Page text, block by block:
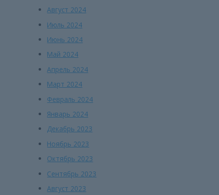
Август 2024
Июль 2024
Июнь 2024
Май 2024
Апрель 2024
Март 2024
Февраль 2024
Январь 2024
Декабрь 2023
Ноябрь 2023
Октябрь 2023
Сентябрь 2023
Август 2023